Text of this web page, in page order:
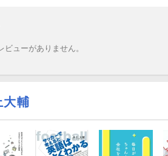
ワークをつくる
ビューがありません。
大輔